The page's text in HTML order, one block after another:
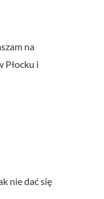
na
i
nie dać się